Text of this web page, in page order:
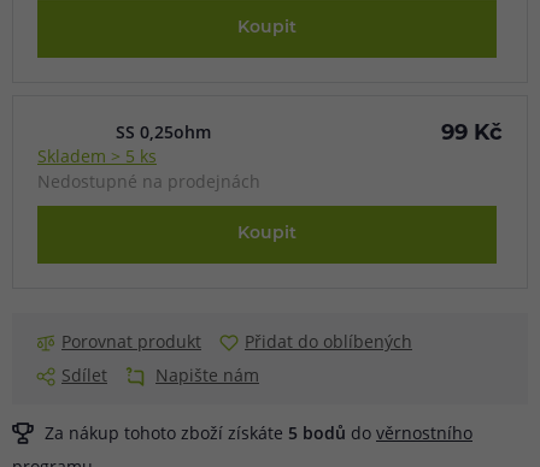
Koupit
SS 0,25ohm
Skladem > 5 ks
Nedostupné na prodejnách
99 Kč
Koupit
Porovnat produkt
Přidat do oblíbených
Sdílet
Napište nám
Za nákup tohoto zboží získáte 5 bodů do věrnostního